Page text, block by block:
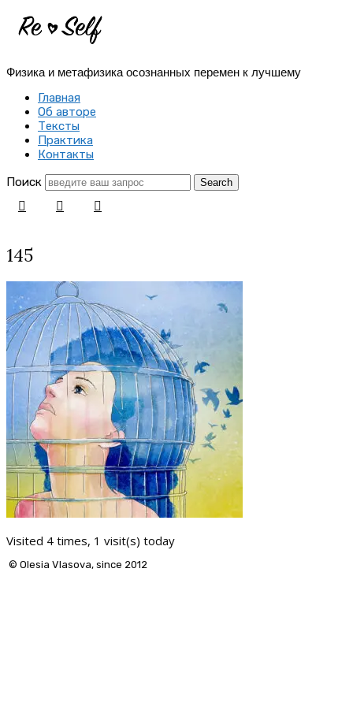
Re-
|
Создай
себя
заново
Физика и метафизика осознанных перемен к лучшему
Главная
Об авторе
Тексты
Практика
Контакты
Поиск
145
Visited 4 times, 1 visit(s) today
© Olesia Vlasova, since 2012